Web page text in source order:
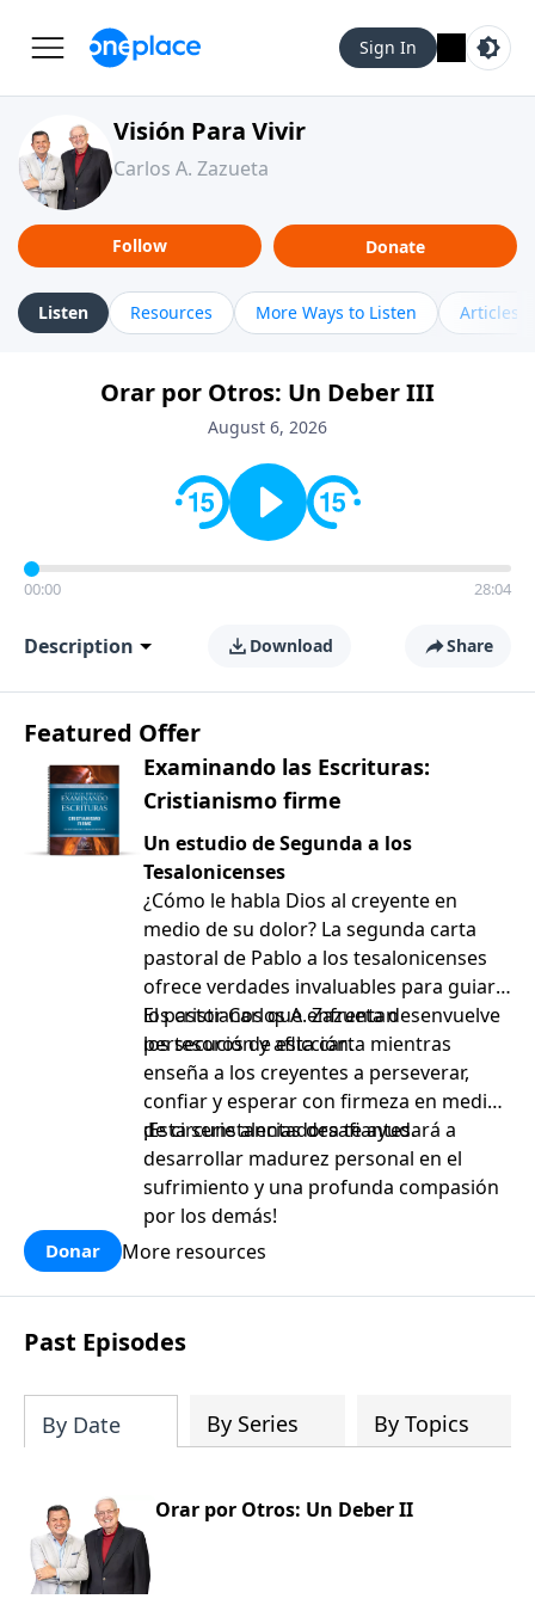
Sign In
Visión Para Vivir
Carlos A. Zazueta
Follow Donate
Listen Resources More Ways to Listen Articles
Orar por Otros: Un Deber III
August 6, 2026
00:00 28:04
Description Download Share
Featured Offer
Examinando las Escrituras:
Cristianismo firme
Un estudio de Segunda a los
Tesalonicenses
¿Cómo le habla Dios al creyente en
medio de su dolor? La segunda carta
pastoral de Pablo a los tesalonicenses
ofrece verdades invaluables para guiar a
los cristianos que enfrentan
persecución y aflicción.
El pastor Carlos A. Zazueta desenvuelve
los tesoros de esta carta mientras
enseña a los creyentes a perseverar,
confiar y esperar con firmeza en medio
de circunstancias desafiantes.
¡Esta serie alentadora te ayudará a
desarrollar madurez personal en el
sufrimiento y una profunda compasión
por los demás!
Donar More resources
Past Episodes
By Date By Series By Topics
Orar por Otros: Un Deber II